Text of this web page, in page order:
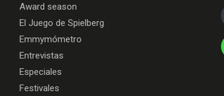
Award season
El Juego de Spielberg
Emmymómetro
Entrevistas
Especiales
Festivales